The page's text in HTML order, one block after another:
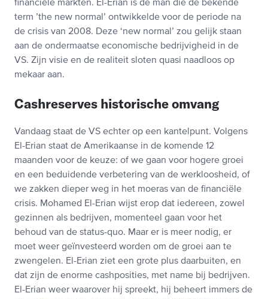
financiële markten. El-Erian is de man die de bekende
term ’the new normal’ ontwikkelde voor de periode na
de crisis van 2008. Deze ‘new normal’ zou gelijk staan
aan de ondermaatse economische bedrijvigheid in de
VS. Zijn visie en de realiteit sloten quasi naadloos op
mekaar aan.
Cashreserves historische omvang
Vandaag staat de VS echter op een kantelpunt. Volgens
El-Erian staat de Amerikaanse in de komende 12
maanden voor de keuze: of we gaan voor hogere groei
en een beduidende verbetering van de werkloosheid, of
we zakken dieper weg in het moeras van de financiële
crisis. Mohamed El-Erian wijst erop dat iedereen, zowel
gezinnen als bedrijven, momenteel gaan voor het
behoud van de status-quo. Maar er is meer nodig, er
moet weer geïnvesteerd worden om de groei aan te
zwengelen. El-Erian ziet een grote plus daarbuiten, en
dat zijn de enorme cashposities, met name bij bedrijven.
El-Erian weer waarover hij spreekt, hij beheert immers de